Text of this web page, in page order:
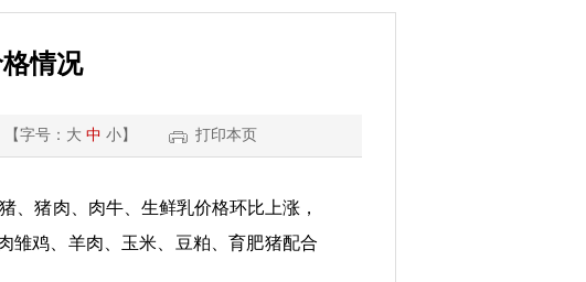
情况
【字号： 大 中 小】 打印本页
、猪肉、 肉牛、生鲜乳价格环比上涨，
雏鸡、羊肉、玉米、豆粕、育肥猪配合